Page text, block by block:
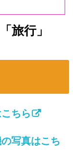
旅行」
ちら
写真はこち